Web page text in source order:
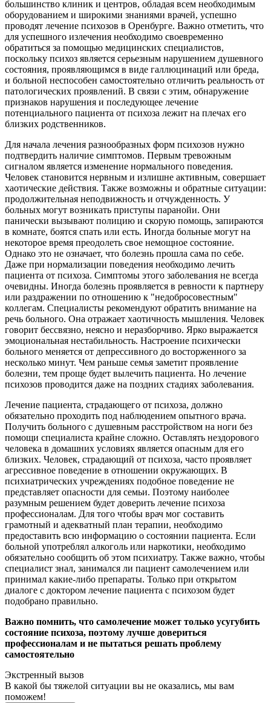
большинство клиник и центров, обладая всем необходимым
оборудованием и широкими знаниями врачей, успешно
проводят лечение психозов в Оренбурге. Важно отметить, что
для успешного излечения необходимо своевременно
обратиться за помощью медицинских специалистов,
поскольку психоз является серьезным нарушением душевного
состояния, проявляющимся в виде галлюцинаций или бреда,
и больной неспособен самостоятельно отличить реальность от
патологических проявлений. В связи с этим, обнаружение
признаков нарушения и последующее лечение
потенциального пациента от психоза лежит на плечах его
близких родственников.
Для начала лечения разнообразных форм психозов нужно
подтвердить наличие симптомов. Первым тревожным
сигналом является изменение нормального поведения.
Человек становится нервным и излишне активным, совершает
хаотические действия. Также возможны и обратные ситуации:
продолжительная неподвижность и отчужденность. У
больных могут возникать приступы паранойи. Они
панически вызывают полицию и скорую помощь, запираются
в комнате, боятся спать или есть. Иногда больные могут на
некоторое время преодолеть свое немощное состояние.
Однако это не означает, что болезнь прошла сама по себе.
Даже при нормализации поведения необходимо лечить
пациента от психоза. Симптомы этого заболевания не всегда
очевидны. Иногда болезнь проявляется в ревности к партнеру
или раздражении по отношению к "недобросовестным"
коллегам. Специалисты рекомендуют обратить внимание на
речь больного. Она отражает хаотичность мышления. Человек
говорит бессвязно, неясно и неразборчиво. Ярко выражается
эмоциональная нестабильность. Настроение психически
больного меняется от депрессивного до восторженного за
несколько минут. Чем раньше семья заметит проявление
болезни, тем проще будет вылечить пациента. Но лечение
психозов проводится даже на поздних стадиях заболевания.
Лечение пациента, страдающего от психоза, должно
обязательно проходить под наблюдением опытного врача.
Получить больного с душевным расстройством на ноги без
помощи специалиста крайне сложно. Оставлять нездорового
человека в домашних условиях является опасным для его
близких. Человек, страдающий от психоза, часто проявляет
агрессивное поведение в отношении окружающих. В
психиатрических учреждениях подобное поведение не
представляет опасности для семьи. Поэтому наиболее
разумным решением будет доверить лечение психоза
профессионалам. Для того чтобы врач мог составить
грамотный и адекватный план терапии, необходимо
предоставить всю информацию о состоянии пациента. Если
больной употреблял алкоголь или наркотики, необходимо
обязательно сообщить об этом психиатру. Также важно, чтобы
специалист знал, занимался ли пациент самолечением или
принимал какие-либо препараты. Только при открытом
диалоге с доктором лечение пациента с психозом будет
подобрано правильно.
Важно помнить, что самолечение может только усугубить
состояние психоза, поэтому лучше довериться
профессионалам и не пытаться решать проблему
самостоятельно
Экстренный вызов
В какой бы тяжелой ситуации вы не оказались, мы вам
поможем!